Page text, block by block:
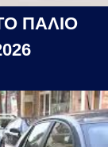
ΠΑΛΙΟ